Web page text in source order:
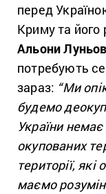
перед
Криму та його
Альони
потребують
зараз: “Ми
будемо
України
окупованих
території,
маємо